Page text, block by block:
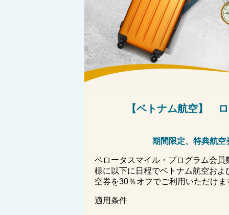
【ベトナム航空】
期間限定、特典航空
ベロータスマイル・プログラム会員
様に以下に日程でベトナム航空およ
空券を30％オフでご利用いただけ
適用条件